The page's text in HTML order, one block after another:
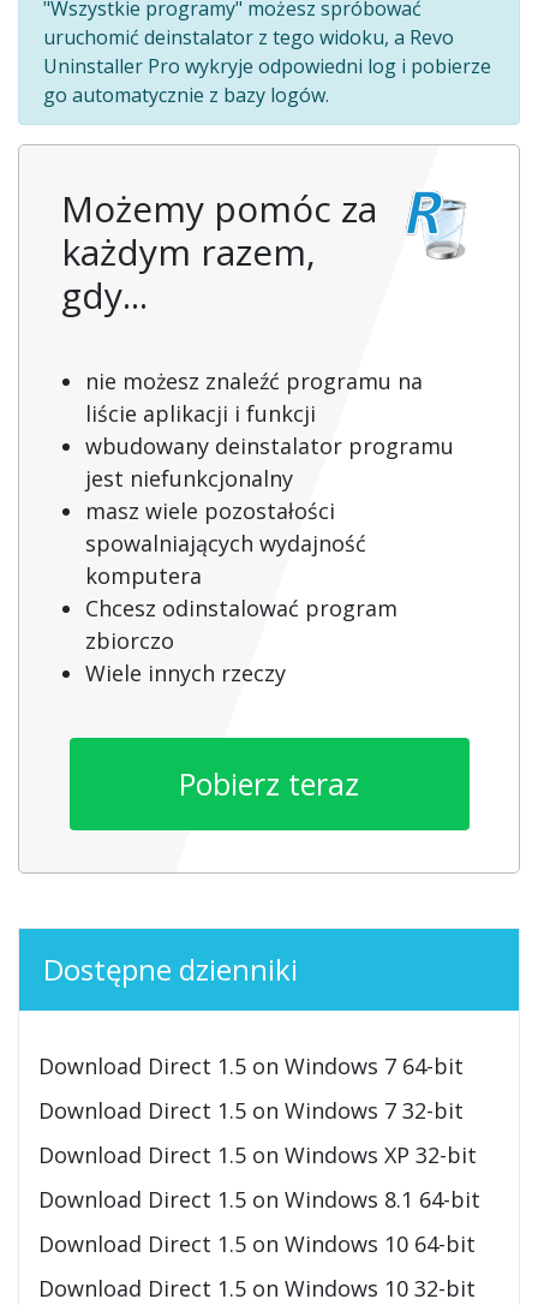
"Wszystkie programy" możesz spróbować
uruchomić deinstalator z tego widoku, a Revo
Uninstaller Pro wykryje odpowiedni log i pobierze
go automatycznie z bazy logów.
Możemy pomóc za
każdym razem,
gdy...
nie możesz znaleźć programu na
liście aplikacji i funkcji
wbudowany deinstalator programu
jest niefunkcjonalny
masz wiele pozostałości
spowalniających wydajność
komputera
Chcesz odinstalować program
zbiorczo
Wiele innych rzeczy
Pobierz teraz
Dostępne dzienniki
Download Direct 1.5 on Windows 7 64-bit
Download Direct 1.5 on Windows 7 32-bit
Download Direct 1.5 on Windows XP 32-bit
Download Direct 1.5 on Windows 8.1 64-bit
Download Direct 1.5 on Windows 10 64-bit
Download Direct 1.5 on Windows 10 32-bit